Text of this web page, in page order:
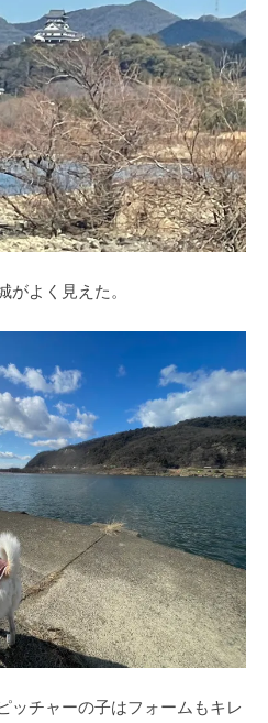
よく見えた。
ッチャーの子はフォームもキレ